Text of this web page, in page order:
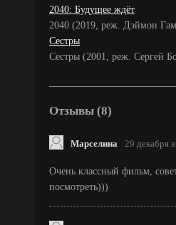
2040: Будущее ждёт
2040 (2019, реж. Дэймон
Сестры
Сестры (2001, реж. Сергей
Отзывы (8)
Марселина 29 декабря
Очень классный фильм,
посмотреть)))